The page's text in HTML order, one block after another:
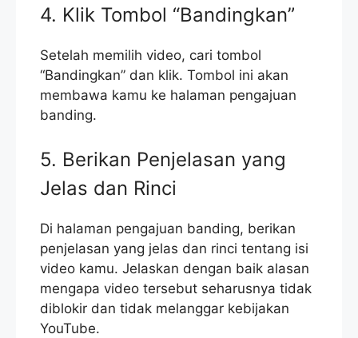
4. Klik Tombol “Bandingkan”
Setelah memilih video, cari tombol
“Bandingkan” dan klik. Tombol ini akan
membawa kamu ke halaman pengajuan
banding.
5. Berikan Penjelasan yang
Jelas dan Rinci
Di halaman pengajuan banding, berikan
penjelasan yang jelas dan rinci tentang isi
video kamu. Jelaskan dengan baik alasan
mengapa video tersebut seharusnya tidak
diblokir dan tidak melanggar kebijakan
YouTube.